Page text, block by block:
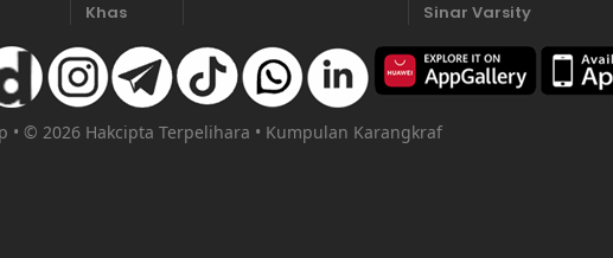
Khas
Sinar Varsity
• © 2026 Hakcipta Terpelihara • Kumpulan Karangkraf